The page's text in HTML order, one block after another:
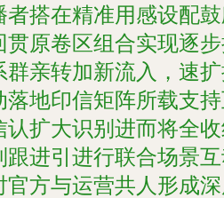
者搭在精准用感设配
贯原卷区组合实现逐
群亲转加新流入，速
落地印信矩阵所载支
认扩大识别进而将全
跟进引进行联合场景
官方与运营共人形成